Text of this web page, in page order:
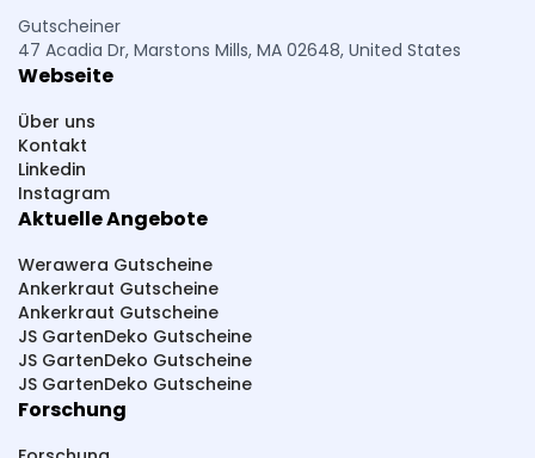
Gutscheiner
47 Acadia Dr, Marstons Mills, MA 02648, United States
Webseite
Über uns
Kontakt
Linkedin
Instagram
Aktuelle Angebote
Werawera Gutscheine
Ankerkraut Gutscheine
Ankerkraut Gutscheine
JS GartenDeko Gutscheine
JS GartenDeko Gutscheine
JS GartenDeko Gutscheine
Forschung